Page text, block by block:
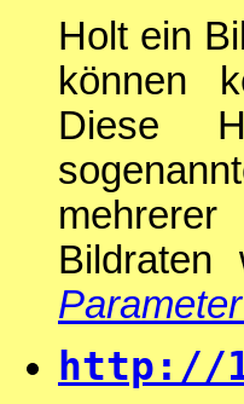
Holt ein
können
Diese
http://